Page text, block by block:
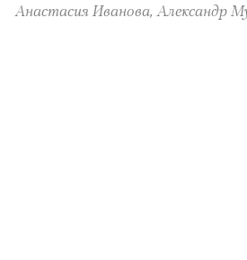
Анастасия Иванова, Александр